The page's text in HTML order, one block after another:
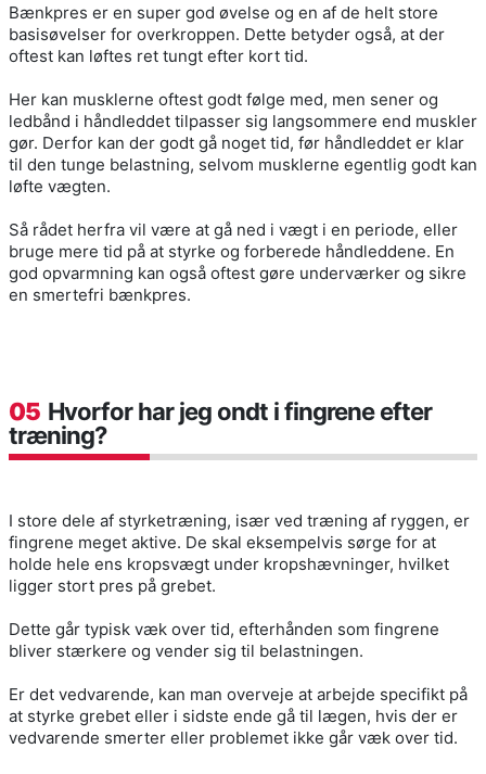
Bænkpres er en super god øvelse og en af de helt store
basisøvelser for overkroppen. Dette betyder også, at der
oftest kan løftes ret tungt efter kort tid.
Her kan musklerne oftest godt følge med, men sener og
ledbånd i håndleddet tilpasser sig langsommere end muskler
gør. Derfor kan der godt gå noget tid, før håndleddet er klar
til den tunge belastning, selvom musklerne egentlig godt kan
løfte vægten.
Så rådet herfra vil være at gå ned i vægt i en periode, eller
bruge mere tid på at styrke og forberede håndleddene. En
god opvarmning kan også oftest gøre underværker og sikre
en smertefri bænkpres.
05 Hvorfor har jeg ondt i fingrene efter
træning?
I store dele af styrketræning, især ved træning af ryggen, er
fingrene meget aktive. De skal eksempelvis sørge for at
holde hele ens kropsvægt under kropshævninger, hvilket
ligger stort pres på grebet.
Dette går typisk væk over tid, efterhånden som fingrene
bliver stærkere og vender sig til belastningen.
Er det vedvarende, kan man overveje at arbejde specifikt på
at styrke grebet eller i sidste ende gå til lægen, hvis der er
vedvarende smerter eller problemet ikke går væk over tid.